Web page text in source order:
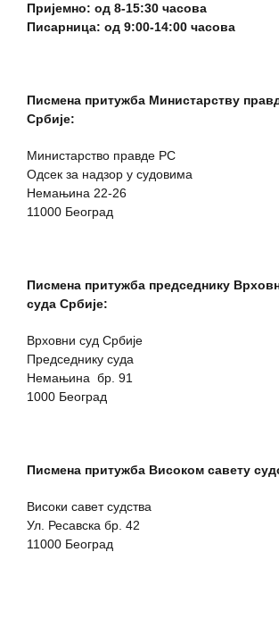
Пријемно: од 8-15:30 часова
Писарница: од 9:00-14:00 часова
Писмена притужба Министарству
Србије:
Министарство правде РС
Одсек за надзор у судовима
Немањина 22-26
11000 Београд
Писмена притужба председнику
суда Србије:
Врховни суд Србије
Председнику суда
Немањина бр. 91
1000 Београд
Писмена притужба Високом савету
Високи савет судства
Ул. Ресавска бр. 42
11000 Београд